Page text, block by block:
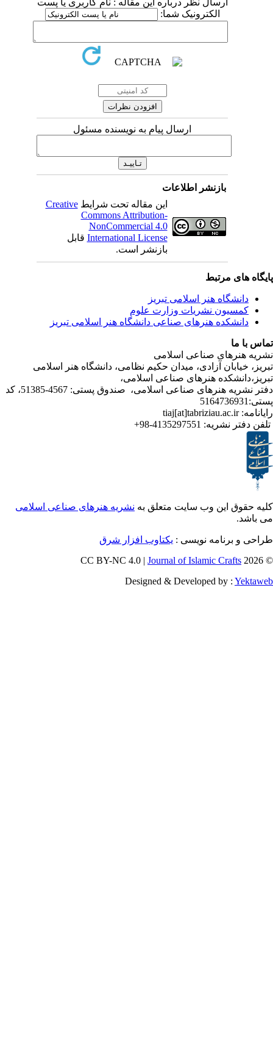
ارسال نظر درباره این مقاله : نام کاربری یا پست
الکترونیک شما:
ارسال پیام به نویسنده مسئول
بازنشر اطلاعات
این مقاله تحت شرایطCreative
Commons Attribution-
NonCommercial 4.0
International Licenseقابل
بازنشر است.
مرتبط
هنر اسلامی تبریز
نشریات وزارت علوم
هنرهای صناعی دانشگاه هنر اسلامی تبریز
صناعی اسلامی
آزادی، میدان حکیم نظامی، دانشگاه هنر اسلامی
هنرهای صناعی اسلامی،
دفتر نشریه هنرهای صناعی اسلامی، صندوق پستی: 4567-51385، کد
نشریه:4135297551-98+
این وب سایت متعلق بهنشریه هنرهای صناعی اسلامی
نویسی : یکتاوب افزار شرق
Journal of Islamic
Designed & Developed by :